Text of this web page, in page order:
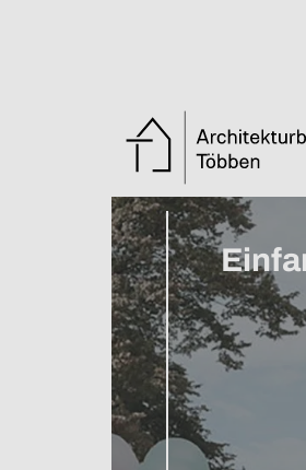
Zurück zur Übersicht